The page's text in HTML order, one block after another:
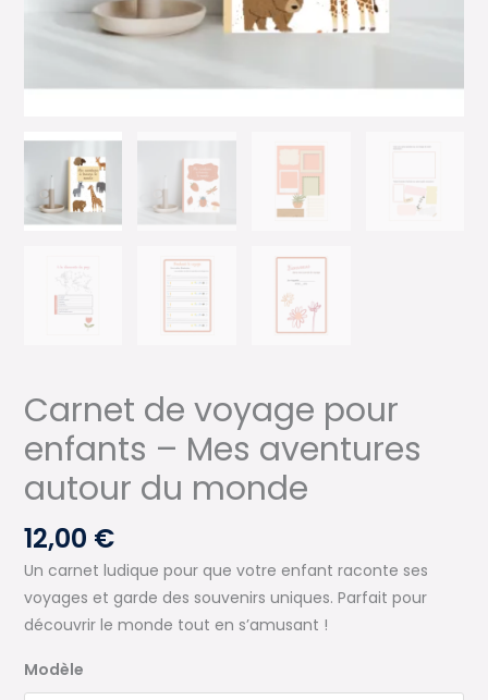
Carnet de voyage pour
enfants – Mes aventures
autour du monde
12,00 €
Un carnet ludique pour que votre enfant raconte ses
voyages et garde des souvenirs uniques. Parfait pour
découvrir le monde tout en s’amusant !
Modèle